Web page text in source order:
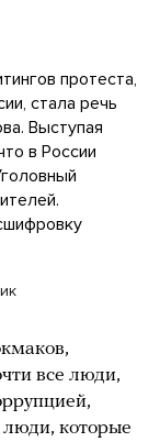
протеста,
стала речь
Выступая
в России
все люди,
люди, которые